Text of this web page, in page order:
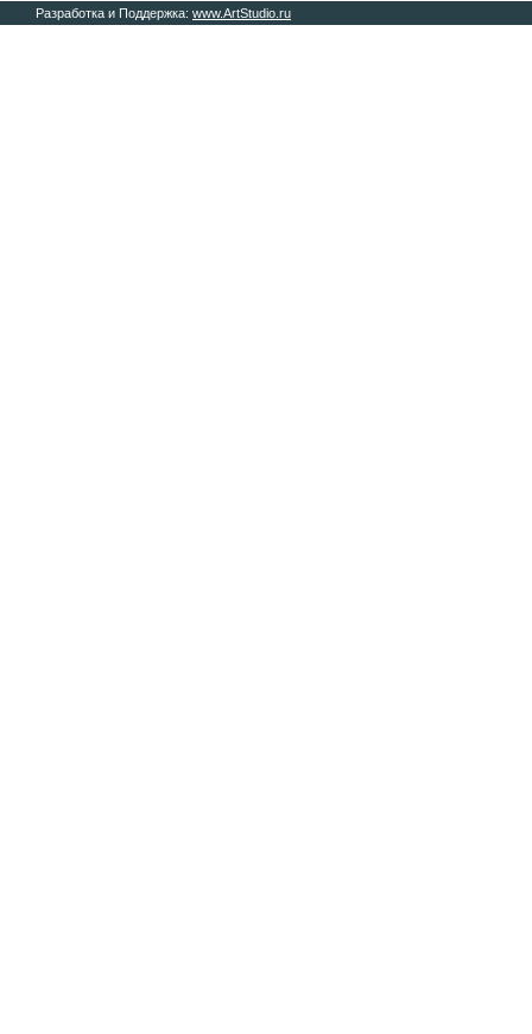
Разработка и Поддержка: www.ArtStudio.ru